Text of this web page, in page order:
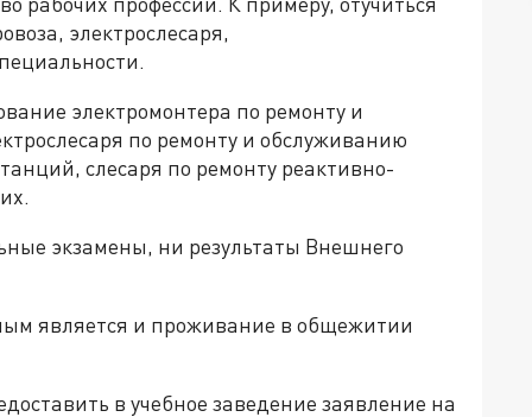
электрослесаря,
электромонтера по ремонту и
по ремонту и обслуживанию
слесаря по ремонту реактивно-
экзамены, ни результаты Внешнего
является и проживание в общежитии
в учебное заведение заявление на